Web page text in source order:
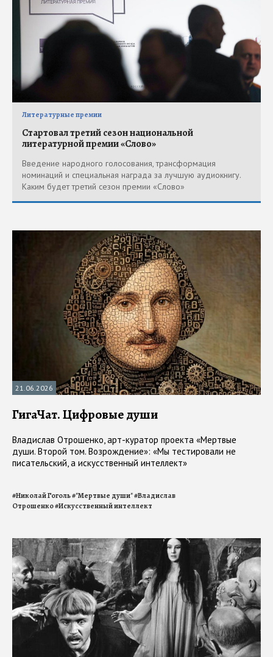
Литературные премии
Стартовал третий сезон национальной
литературной премии «Слово»
Введение народного голосования, трансформация
номинаций и специальная награда за лучшую аудиокнигу.
Каким будет третий сезон премии «Слово»
21.06.2026
ГигаЧат. Цифровые души
Владислав Отрошенко, арт-куратор проекта «Мертвые
души. Второй том. Возрождение»: «Мы тестировали не
писательский, а искусственный интеллект»
#Николай Гоголь#"Мертвые души"#Владислав
Отрошенко#Искусственный интеллект